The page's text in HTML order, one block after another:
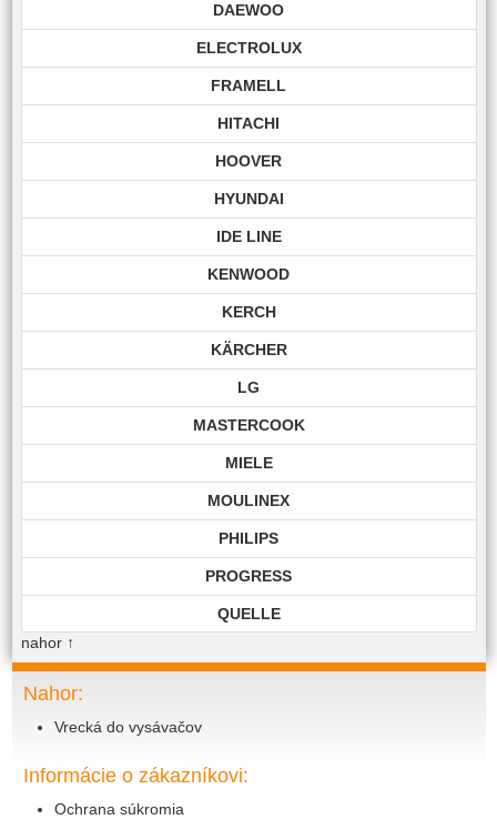
DAEWOO
ELECTROLUX
FRAMELL
HITACHI
HOOVER
HYUNDAI
IDE LINE
KENWOOD
KERCH
KÄRCHER
LG
MASTERCOOK
MIELE
MOULINEX
PHILIPS
PROGRESS
QUELLE
SIEMENS
nahor↑
Nahor:
Vrecká do vysávačov
Informácie o zákazníkovi:
Ochrana súkromia